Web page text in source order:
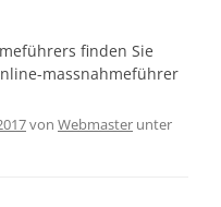
finden Sie
massnahmeführer
von Webmaster unter